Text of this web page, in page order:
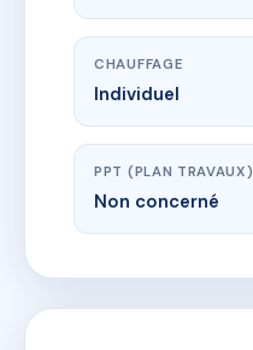
CHAUFFAGE
Individuel
PPT (PLAN TRAVAUX)
Non concerné